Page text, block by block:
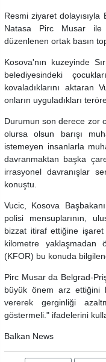
Resmi ziyaret
Natasa Pirc Musar ile
düzenlenen ortak basın
Kosova'nın kuzeyinde
belediyesindeki
kovaladıklarını
onların uyguladıkları
Durumun son derece zor
olursa olsun barışı
istemeyen insanlarla
davranmaktan başka
irrasyonel davranışlar
konuştu.
Vucic, Kosova
polisi mensuplarının,
bizzat itiraf ettiğine
kilometre yaklaşmadan
(KFOR) bu konuda
Pirc Musar da Belgrad-
büyük önem arz ettiğini
vererek gerginliği
göstermeli." ifadelerini
Balkan News